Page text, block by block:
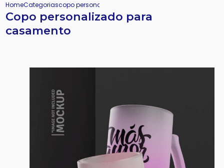
HomeCategoriascopo personalizado casamento
Copo personalizado para
casamento